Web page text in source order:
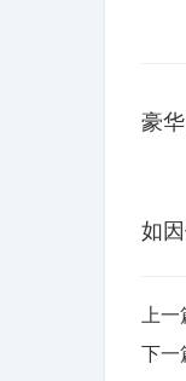
豪
如
上一
下一